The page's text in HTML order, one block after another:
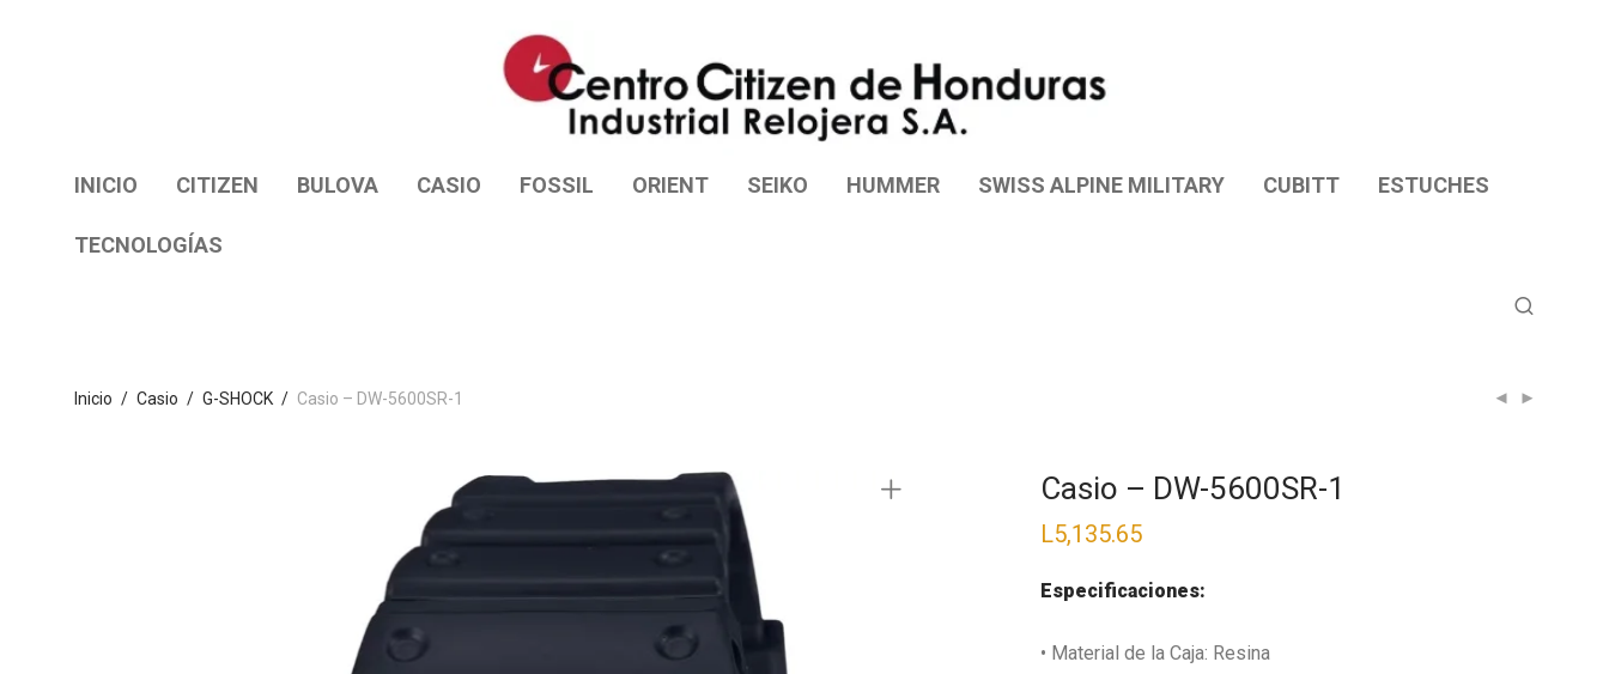
INICIO CITIZEN BULOVA CASIO FOSSIL ORIENT SEIKO HUMMER SWISS ALPINE MILITARY CUBITT ESTUCHES
TECNOLOGÍAS
Inicio / Casio / G-SHOCK / Casio – DW-5600SR-1
Casio – DW-5600SR-1
L5,135.65
Especificaciones:
• Material de la Caja: Resina